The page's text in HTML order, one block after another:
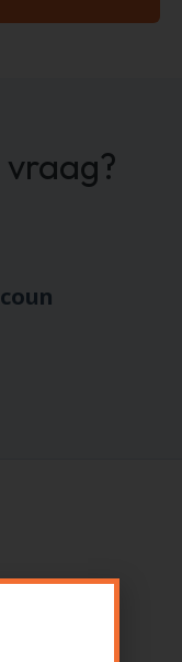
vraag?